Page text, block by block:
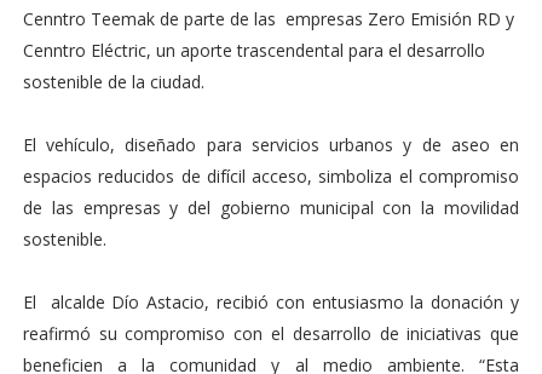
Cenntro Teemak de parte de las empresas Zero Emisión RD y
Cenntro Eléctric, un aporte trascendental para el desarrollo
sostenible de la ciudad.
El vehículo, diseñado para servicios urbanos y de aseo en
espacios reducidos de difícil acceso, simboliza el compromiso
de las empresas y del gobierno municipal con la movilidad
sostenible.
El alcalde Dío Astacio, recibió con entusiasmo la donación y
reafirmó su compromiso con el desarrollo de iniciativas que
beneficien a la comunidad y al medio ambiente. “Esta